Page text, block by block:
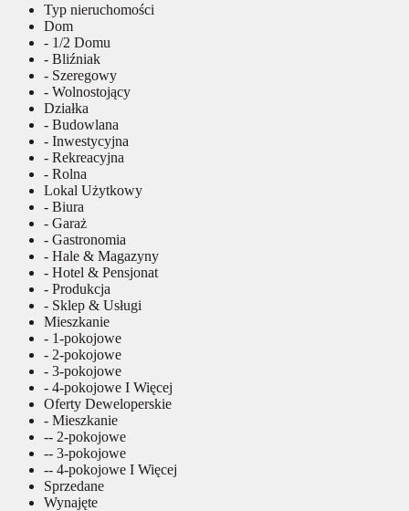
Typ nieruchomości
Dom
- 1/2 Domu
- Bliźniak
- Szeregowy
- Wolnostojący
Działka
- Budowlana
- Inwestycyjna
- Rekreacyjna
- Rolna
Lokal Użytkowy
- Biura
- Garaż
- Gastronomia
- Hale & Magazyny
- Hotel & Pensjonat
- Produkcja
- Sklep & Usługi
Mieszkanie
- 1-pokojowe
- 2-pokojowe
- 3-pokojowe
- 4-pokojowe I Więcej
Oferty Deweloperskie
- Mieszkanie
-- 2-pokojowe
-- 3-pokojowe
-- 4-pokojowe I Więcej
Sprzedane
Wynajęte